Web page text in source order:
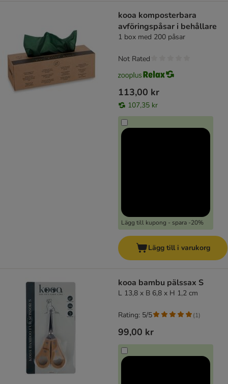
kooa komposterbara
avföringspåsar i behållare
1 box med 200 påsar
113,00 kr
107,35 kr
Lägg till kupong - spara -20%
Not Rated
Lägg till i varukorg
kooa bambu pälssax S
L 13,8 x B 6,8 x H 1,2 cm
99,00 kr
Rating: 5/5 (1)